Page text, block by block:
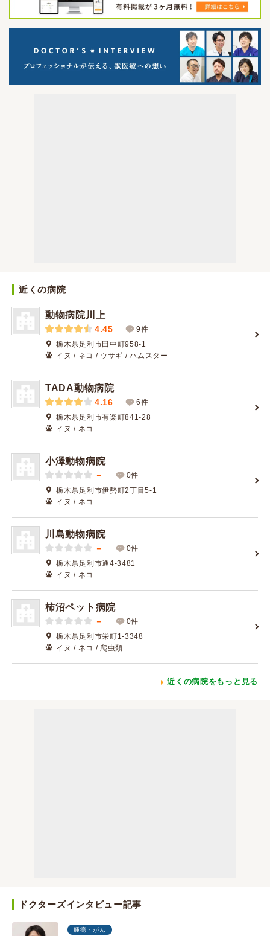
近くの病院
動物病院川上
4.45
9件
栃木県足利市田中町958-1
イヌ / ネコ / ウサギ / ハムスター
TADA動物病院
4.16
6件
栃木県足利市有楽町841-28
イヌ / ネコ
小澤動物病院
－
0件
栃木県足利市伊勢町2丁目5-1
イヌ / ネコ
川島動物病院
－
0件
栃木県足利市通4-3481
イヌ / ネコ
柿沼ペット病院
－
0件
栃木県足利市栄町1-3348
イヌ / ネコ / 爬虫類
近くの病院をもっと見る
ドクターズインタビュー記事
腫瘍・がん